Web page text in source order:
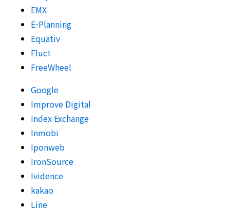
EMX
E-Planning
Equativ
Fluct
FreeWheel
Google
Improve Digital
Index Exchange
Inmobi
Iponweb
IronSource
Ividence
kakao
Line